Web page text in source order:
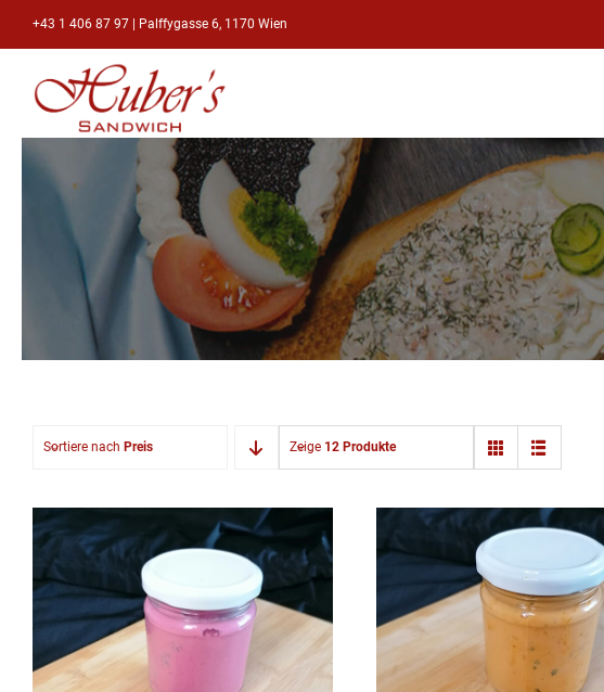
Inhalt
springen
+43 1 406 87 97| Palffygasse 6, 1170 Wien
Sortiere nach Preis Zeige 12 Produkte
Rote Rübe Aufstrich Mango-Curry